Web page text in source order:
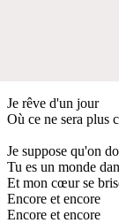
Je rêve d'un jour
Où ce ne sera plus
Je suppose qu'on
Tu es un monde
Et mon cœur se
Encore et encore
Encore et encore